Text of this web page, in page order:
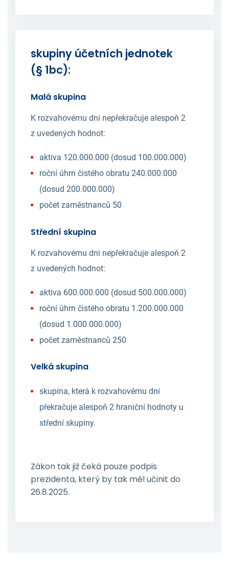
skupiny účetních jednotek
(§ 1bc):
Malá skupina
K rozvahovému dni nepřekračuje alespoň 2
z uvedených hodnot:
aktiva 120.000.000 (dosud 100.000.000)
roční úhrn čistého obratu 240.000.000
(dosud 200.000.000)
počet zaměstnanců 50
Střední skupina
K rozvahovému dni nepřekračuje alespoň 2
z uvedených hodnot:
aktiva 600.000.000 (dosud 500.000.000)
roční úhrn čistého obratu 1.200.000.000
(dosud 1.000.000.000)
počet zaměstnanců 250
Velká skupina
skupina, která k rozvahovému dni
překračuje alespoň 2 hraniční hodnoty u
střední skupiny.
Zákon tak již čeká pouze podpis
prezidenta, který by tak měl učinit do
26.8.2025.